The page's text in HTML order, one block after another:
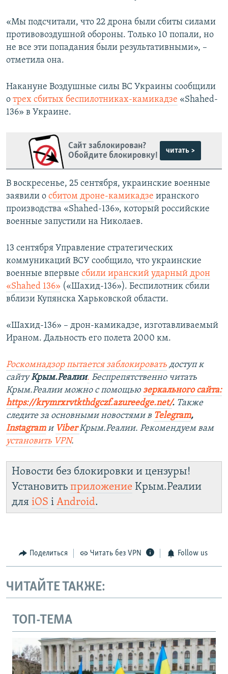
«Мы подсчитали, что 22 дрона были сбиты силами
противовоздушной обороны. Только 10 попали, но
не все эти попадания были результативными», –
отметила она.
Накануне Воздушные силы ВС Украины сообщили
о трех сбитых беспилотниках-камикадзе «Shahed-
136» в Украине.
Сайт заблокирован?
Обойдите блокировку!
читать >
В воскресенье, 25 сентября, украинские военные
заявили о сбитом дроне-камикадзе иранского
производства «Shahed-136», который российские
военные запустили на Николаев.
13 сентября Управление стратегических
коммуникаций ВСУ сообщило, что украинские
военные впервые сбили иранский ударный дрон
«Shahed 136» («Шахид-136»). Беспилотник сбили
вблизи Купянска Харьковской области.
«Шахид-136» – дрон-камикадзе, изготавливаемый
Ираном. Дальность его полета 2000 км.
Роскомнадзор пытается заблокировать доступ к
сайтуКрым.Реалии. Беспрепятственно читать
Крым.Реалии можно с помощью зеркального сайта:
https://krymrxrvtkthdgczf.azureedge.net/. ​ Также
следите за основными новостями в Telegram,
Instagram и ViberКрым.Реалии. Рекомендуем вам
установить VPN.
Новости без блокировки и цензуры!
Установить приложение Крым.Реалии
для iOS і Android.
Поделиться Читать без VPN Follow us
ЧИТАЙТЕ ТАКЖЕ:
ТОП-ТЕМА